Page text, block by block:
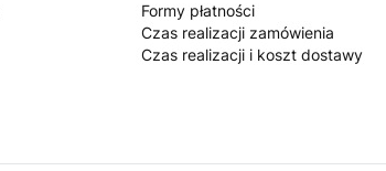
Formy płatności
Czas realizacji zamówienia
Czas realizacji i koszt dostawy